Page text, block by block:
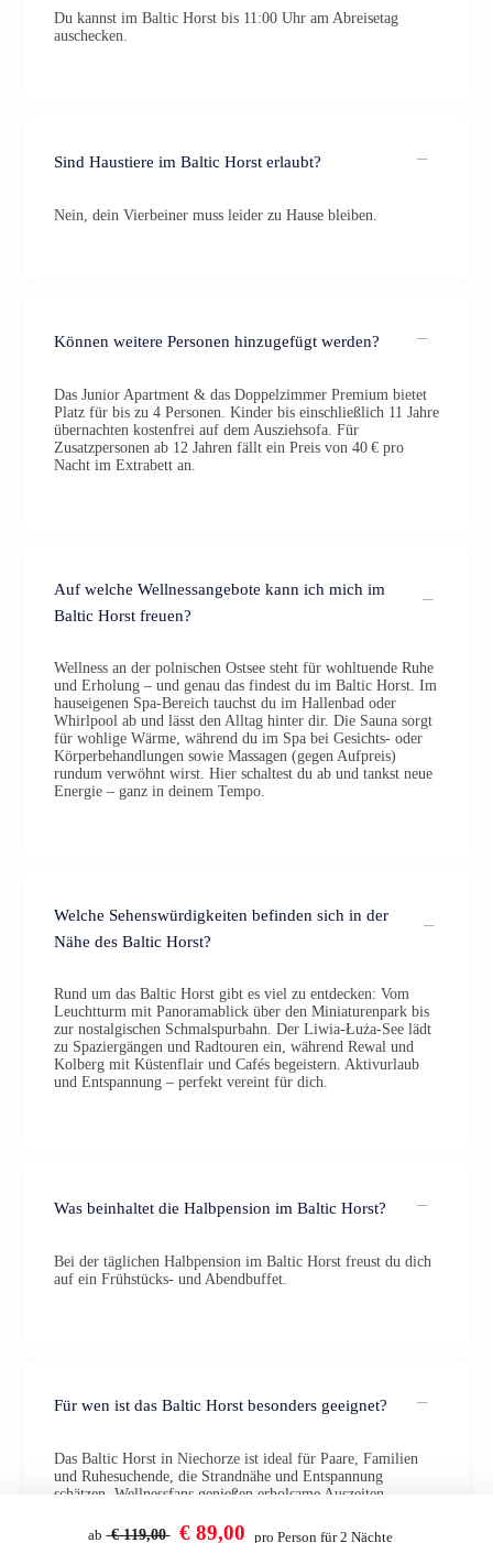
Du kannst im Baltic Horst bis 11:00 Uhr am Abreisetag
auschecken.
Sind Haustiere im Baltic Horst erlaubt?
Nein, dein Vierbeiner muss leider zu Hause bleiben.
Können weitere Personen hinzugefügt werden?
Das Junior Apartment & das Doppelzimmer Premium bietet
Platz für bis zu 4 Personen. Kinder bis einschließlich 11 Jahre
übernachten kostenfrei auf dem Ausziehsofa. Für
Zusatzpersonen ab 12 Jahren fällt ein Preis von 40 € pro
Nacht im Extrabett an.
Auf welche Wellnessangebote kann ich mich im
Baltic Horst freuen?
Wellness an der polnischen Ostsee steht für wohltuende Ruhe
und Erholung – und genau das findest du im Baltic Horst. Im
hauseigenen Spa-Bereich tauchst du im Hallenbad oder
Whirlpool ab und lässt den Alltag hinter dir. Die Sauna sorgt
für wohlige Wärme, während du im Spa bei Gesichts- oder
Körperbehandlungen sowie Massagen (gegen Aufpreis)
rundum verwöhnt wirst. Hier schaltest du ab und tankst neue
Energie – ganz in deinem Tempo.
Welche Sehenswürdigkeiten befinden sich in der
Nähe des Baltic Horst?
Rund um das Baltic Horst gibt es viel zu entdecken: Vom
Leuchtturm mit Panoramablick über den Miniaturenpark bis
zur nostalgischen Schmalspurbahn. Der Liwia-Łuża-See lädt
zu Spaziergängen und Radtouren ein, während Rewal und
Kolberg mit Küstenflair und Cafés begeistern. Aktivurlaub
und Entspannung – perfekt vereint für dich.
Was beinhaltet die Halbpension im Baltic Horst?
Bei der täglichen Halbpension im Baltic Horst freust du dich
auf ein Frühstücks- und Abendbuffet.
Für wen ist das Baltic Horst besonders geeignet?
Das Baltic Horst in Niechorze ist ideal für Paare, Familien
und Ruhesuchende, die Strandnähe und Entspannung
schätzen. Wellnessfans genießen erholsame Auszeiten,
entdecken.
ab € 119,00 € 89,00 pro Person für 2 Nächte